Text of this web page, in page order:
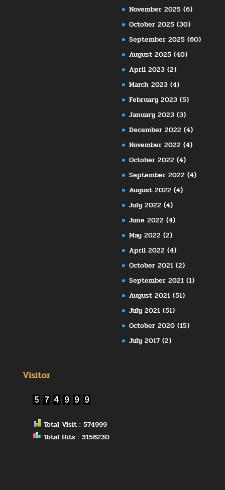
November 2025 (6)
October 2025 (30)
September 2025 (60)
August 2025 (40)
April 2023 (2)
March 2023 (4)
February 2023 (5)
January 2023 (3)
December 2022 (4)
November 2022 (4)
October 2022 (4)
September 2022 (4)
August 2022 (4)
July 2022 (4)
June 2022 (4)
May 2022 (2)
April 2022 (4)
October 2021 (2)
September 2021 (1)
August 2021 (51)
July 2021 (51)
October 2020 (15)
July 2017 (2)
Visitor
Total Visit : 574999
Total Hits : 3158230